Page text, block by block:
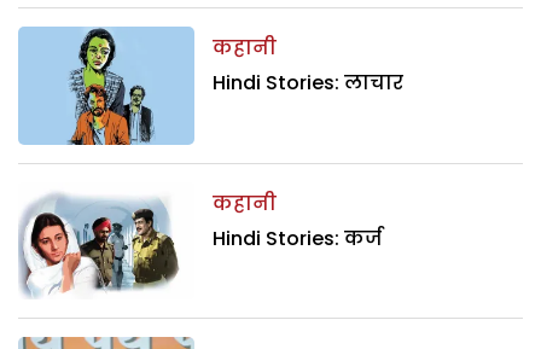
कहानी
Hindi Stories: लाचार
कहानी
Hindi Stories: कर्ज